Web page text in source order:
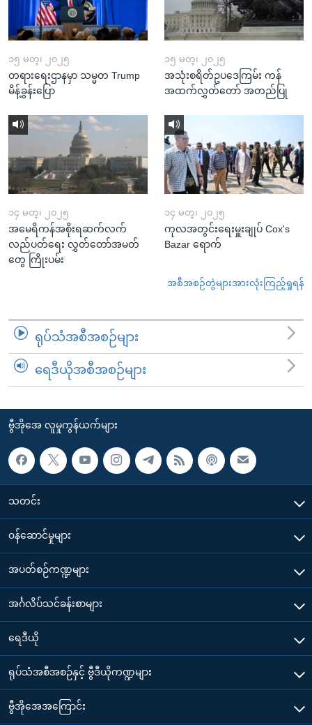
၁၅ မတ္၊ ၂၀၂၅
တရားရေးဌာနမှာ သမ္မတ Trump
မိန့်ခွန်းပြော
၁၅ မတ္၊ ၂၀၂၅
အသုံးစရိတ်ဥပဒေကြမ်း ကန်
အထက်လွှတ်တော် အတည်ပြု
၁၄ မတ္၊ ၂၀၂၅
အမေရိကန်အစိုးရဆက်လက်
လည်ပတ်ရေး လွှတ်တော်အမတ်
တွေ ကြိုးပမ်း
၁၄ မတ္၊ ၂၀၂၅
ကုလအတွင်းရေးမှူးချုပ် Cox's
Bazar ရောက်
အစီအစဉ်တွဲများအားလုံးကြည့်ရှုရန်
ရုပ်သံအစီအစဉ်များ
ရေဒီယိုအစီအစဉ်များ
ဗွီအိုအေ လူမှုကွန်ယက်များ
သတင်း
၀န်ဆောင်မှုများ
အပတ်စဉ်ကဏ္ဍများ
အင်္ဂလိပ်သင်ခန်းစာများ
ရေဒီယို
ရုပ်သံအစီအစဉ်နှင့် ဗွီဒီယိုကဏ္ဍများ
ဗွီအိုအေအကြောင်း